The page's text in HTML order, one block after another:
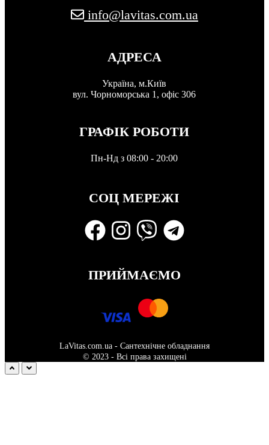
info@lavitas.com.ua
АДРЕСА
Україна, м.Київ
вул. Чорноморська 1, офіс 306
ГРАФІК РОБОТИ
Пн-Нд з 08:00 - 20:00
СОЦ МЕРЕЖІ
ПРИЙМАЄМО
LaVitas.com.ua - Сантехнічне обладнання
© 2023 - Всі права захищені